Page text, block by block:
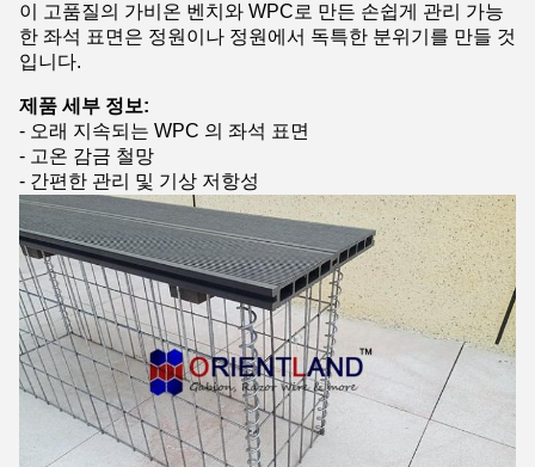
이 고품질의 가비온 벤치와 WPC로 만든 손쉽게 관리 가능
한 좌석 표면은 정원이나 정원에서 독특한 분위기를 만들 것
입니다.
제품 세부 정보:
- 오래 지속되는 WPC 의 좌석 표면
- 고온 감금 철망
- 간편한 관리 및 기상 저항성